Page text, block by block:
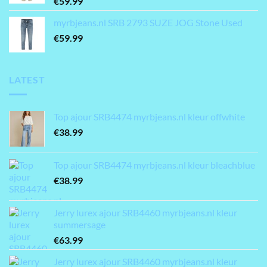
myrbjeans.nl SRB 2793 SUZE JOG Stone Used
€59.99
LATEST
Top ajour SRB4474 myrbjeans.nl kleur offwhite
€38.99
Top ajour SRB4474 myrbjeans.nl kleur bleachblue
€38.99
Jerry lurex ajour SRB4460 myrbjeans.nl kleur
summersage
€63.99
Jerry lurex ajour SRB4460 myrbjeans.nl kleur